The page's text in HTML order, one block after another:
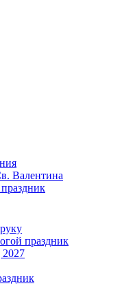
Валентина
праздник